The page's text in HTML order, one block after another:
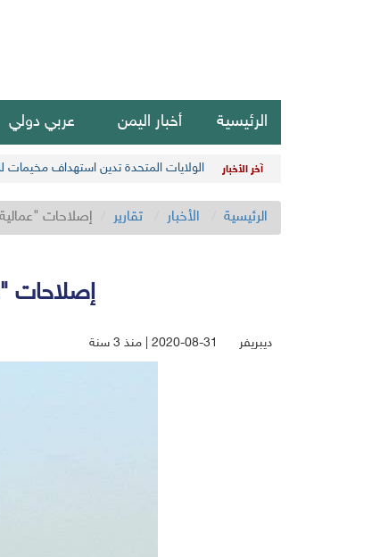
الرئيسية أخبار اليمن عربي دولي
آخر الأخبار الولايات المتحدة تدين استهداف مخيمات
الرئيسية الأخبار تقارير إصلاحات
إصلاحات
ديبريفر 2020-08-31 | منذ 3 سنة